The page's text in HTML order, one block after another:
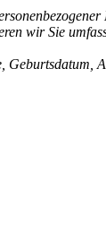
wir Sie